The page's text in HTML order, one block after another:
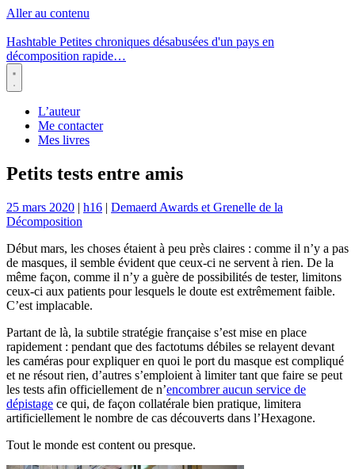
Aller au contenu
Hashtable Petites chroniques désabusées d'un pays en
décomposition rapide…
Menu
L’auteur
Me contacter
Mes livres
Petits tests entre amis
25 mars 2020 | h16 | Demaerd Awards et Grenelle de la
Décomposition
Début mars, les choses étaient à peu près claires : comme il n’y a pas
de masques, il semble évident que ceux-ci ne servent à rien. De la
même façon, comme il n’y a guère de possibilités de tester, limitons
ceux-ci aux patients pour lesquels le doute est extrêmement faible.
C’est implacable.
Partant de là, la subtile stratégie française s’est mise en place
rapidement : pendant que des factotums débiles se relayent devant
les caméras pour expliquer en quoi le port du masque est compliqué
et ne résout rien, d’autres s’emploient à limiter tant que faire se peut
les tests afin officiellement de n’encombrer aucun service de
dépistage ce qui, de façon collatérale bien pratique, limitera
artificiellement le nombre de cas découverts dans l’Hexagone.
Tout le monde est content ou presque.